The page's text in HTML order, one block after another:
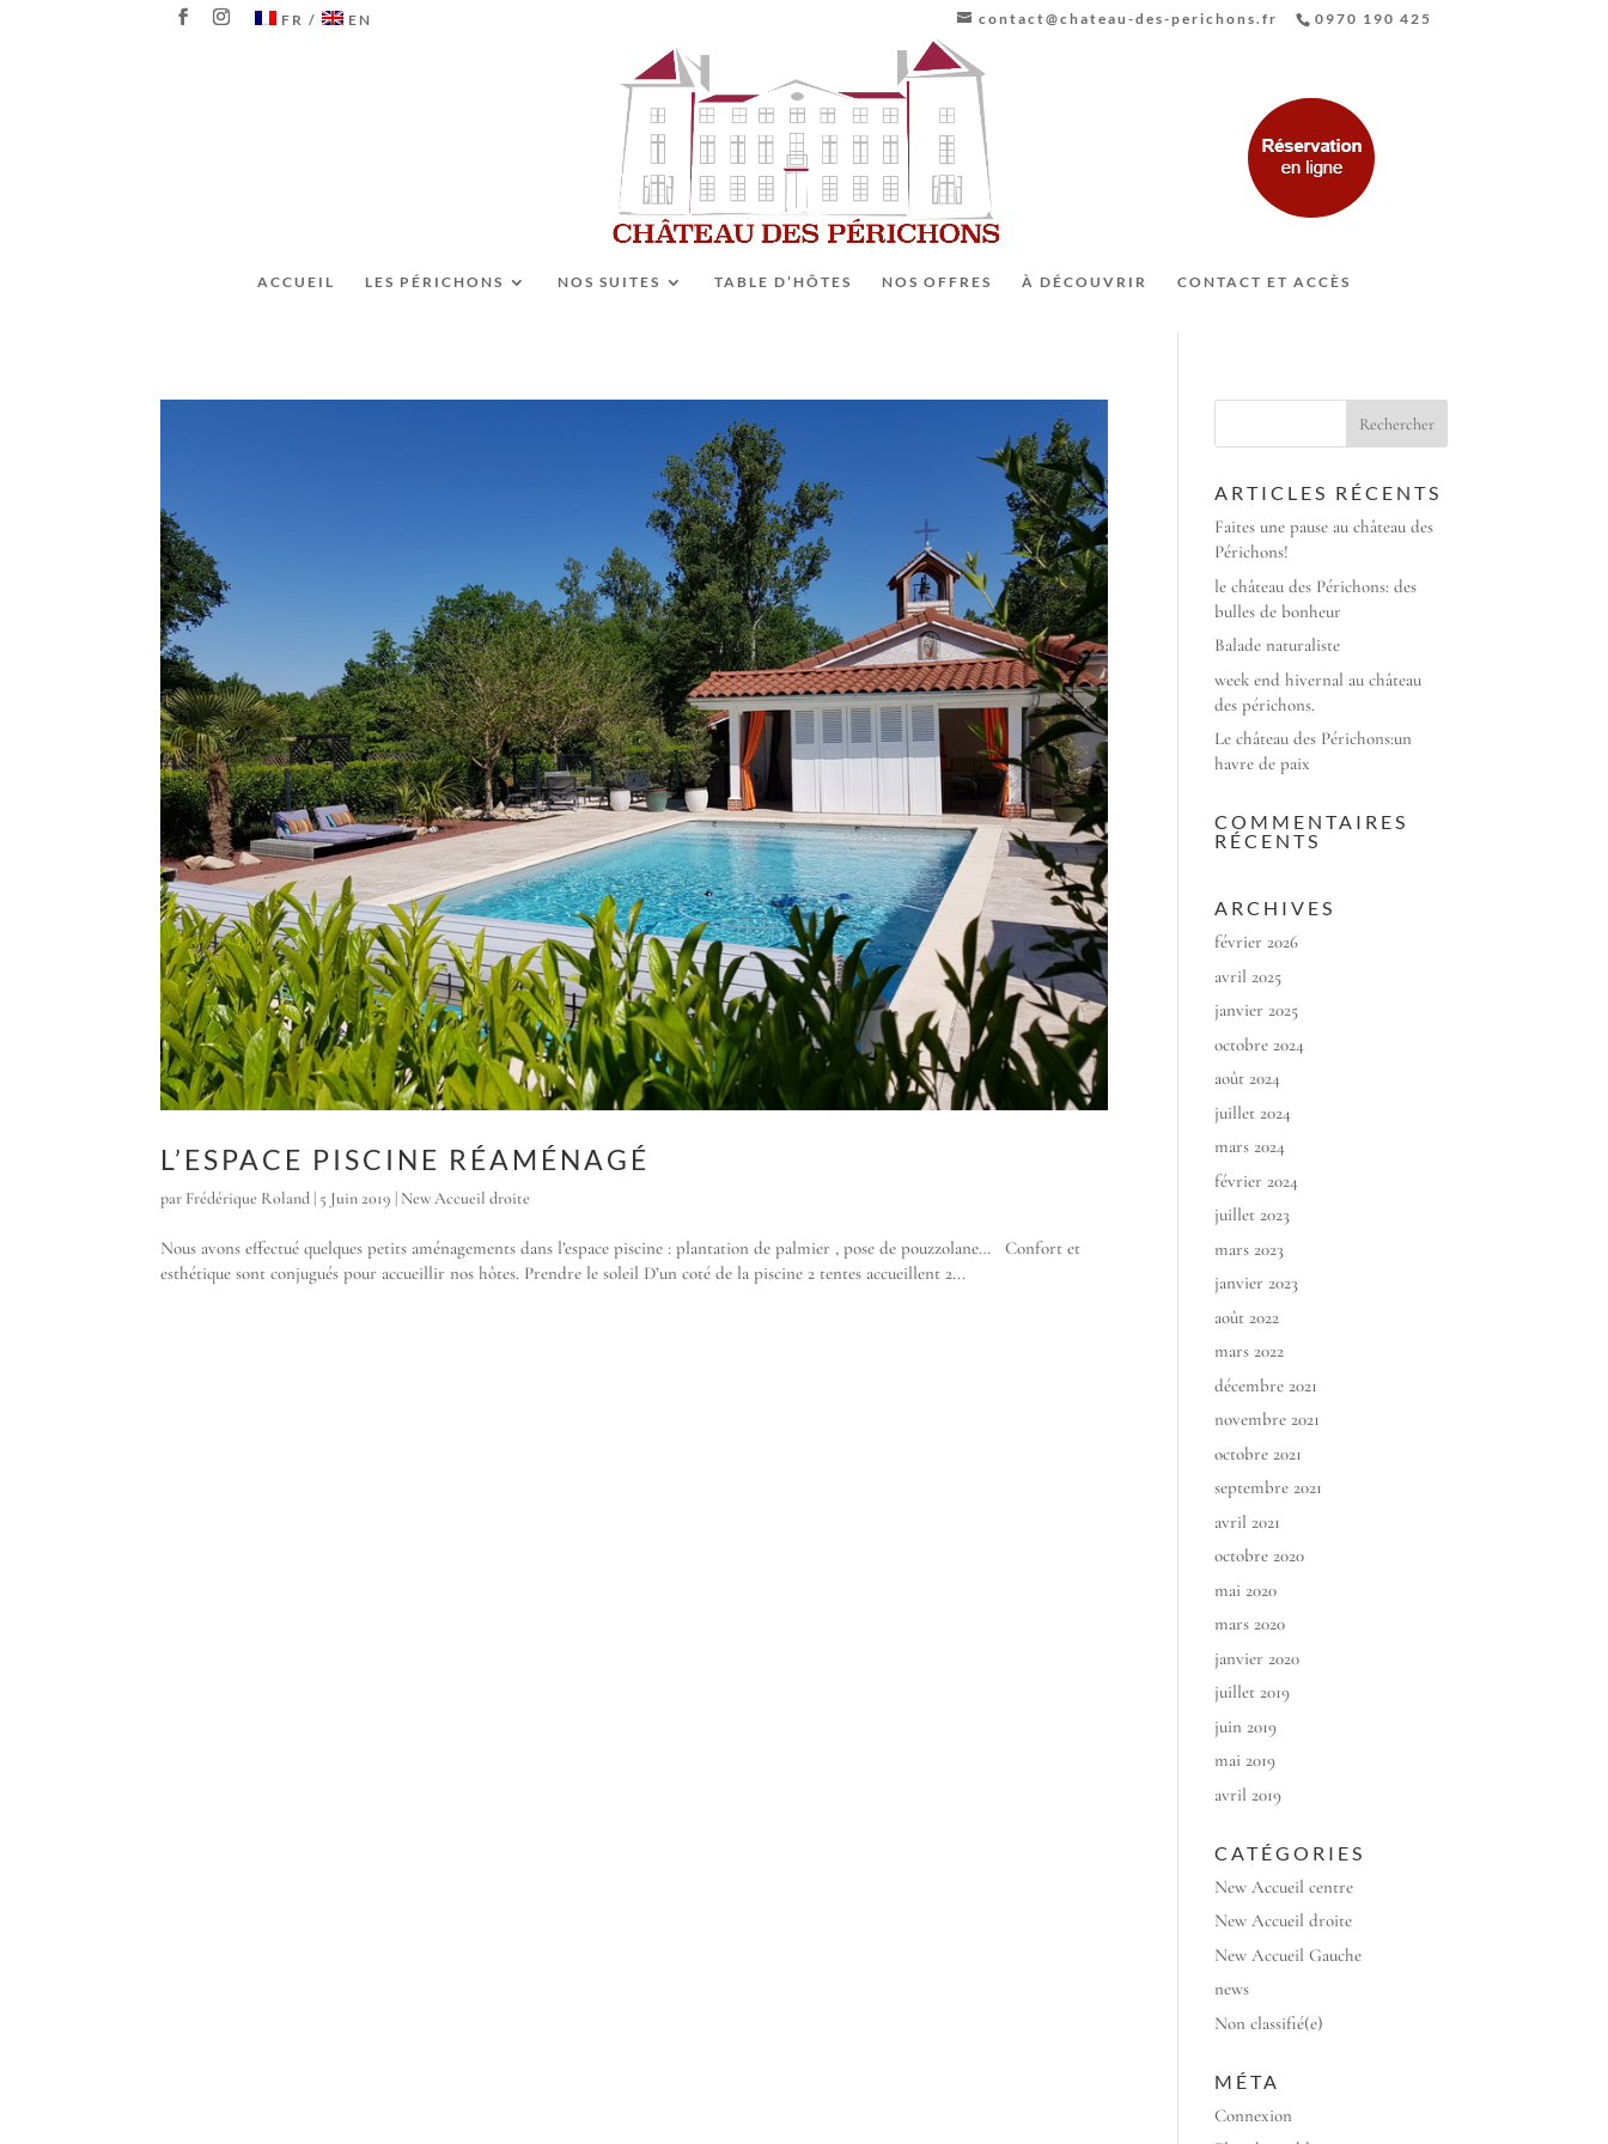
0970 190 425
contact@chateau-des-perichons.fr
FR EN
ACCUEIL LES PÉRICHONS NOS SUITES TABLE D’HÔTES NOS OFFRES À DÉCOUVRIR CONTACT ET ACCÈS
L’ESPACE PISCINE RÉAMÉNAGÉ
par Frédérique Roland | 5 Juin 2019 | New Accueil droite
Nous avons effectué quelques petits aménagements dans l’espace piscine : plantation de palmier , pose de pouzzolane… Confort et
esthétique sont conjugués pour accueillir nos hôtes. Prendre le soleil D’un coté de la piscine 2 tentes accueillent 2...
ARTICLES RÉCENTS
Faites une pause au château des
Périchons!
le château des Périchons: des
bulles de bonheur
Balade naturaliste
week end hivernal au château
des périchons.
Le château des Périchons:un
havre de paix
COMMENTAIRES
RÉCENTS
ARCHIVES
février 2026
avril 2025
janvier 2025
octobre 2024
août 2024
juillet 2024
mars 2024
février 2024
juillet 2023
mars 2023
janvier 2023
août 2022
mars 2022
décembre 2021
novembre 2021
octobre 2021
septembre 2021
avril 2021
octobre 2020
mai 2020
mars 2020
janvier 2020
juillet 2019
juin 2019
mai 2019
avril 2019
CATÉGORIES
New Accueil centre
New Accueil droite
New Accueil Gauche
news
Non classifié(e)
MÉTA
Connexion